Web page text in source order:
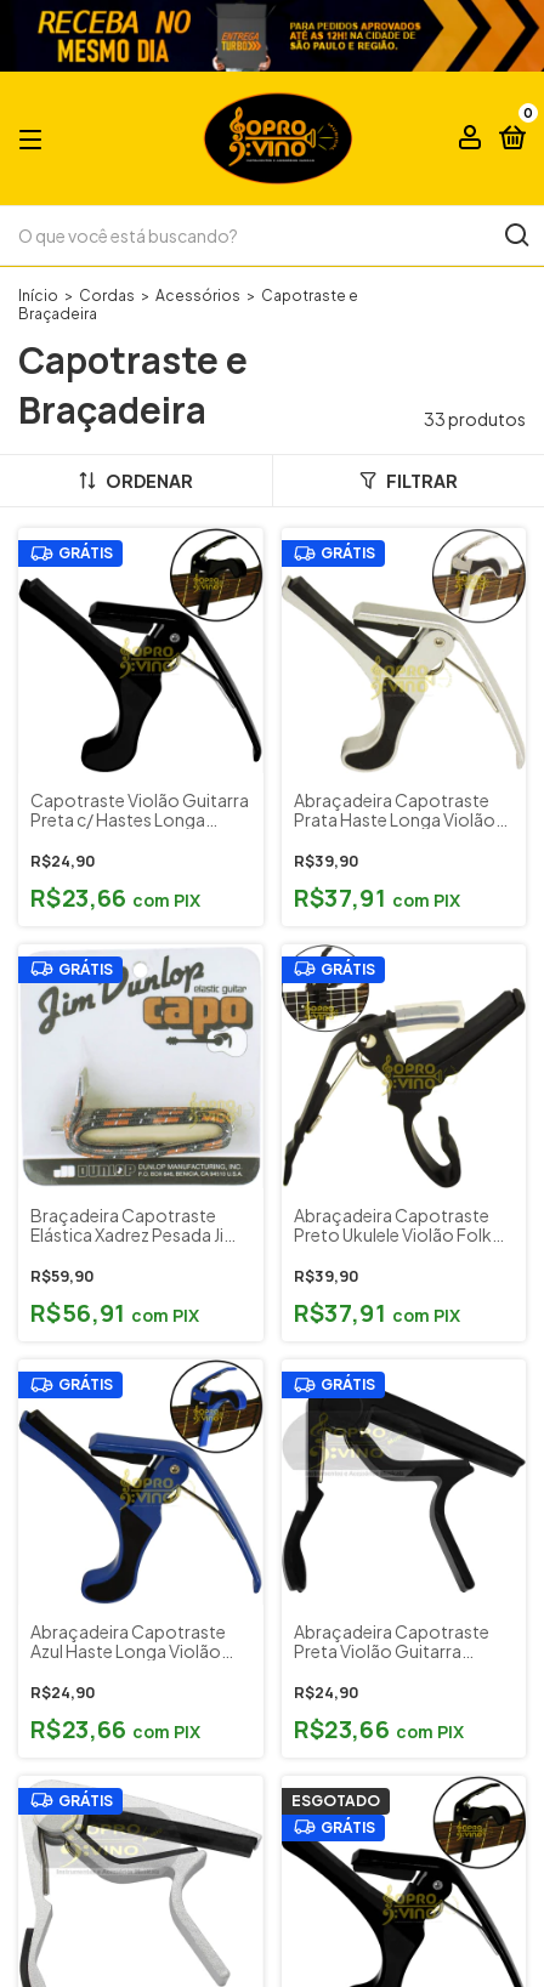
0
Início > Cordas > Acessórios > Capotraste e
Braçadeira
Capotraste e
Braçadeira
33 produtos
ORDENAR FILTRAR
GRÁTIS
Capotraste Violão Guitarra
Preta c/ Hastes Longa
R$24,90
R$23,66 com PIX
GRÁTIS
Abraçadeira Capotraste
Prata Haste Longa Violão
R$39,90
R$37,91 com PIX
GRÁTIS
Braçadeira Capotraste
Elástica Xadrez Pesada Jim
R$59,90
R$56,91 com PIX
GRÁTIS
Abraçadeira Capotraste
Preto Ukulele Violão Folk
R$39,90
R$37,91 com PIX
GRÁTIS
Abraçadeira Capotraste
Azul Haste Longa Violão
R$24,90
R$23,66 com PIX
GRÁTIS
Abraçadeira Capotraste
Preta Violão Guitarra
R$24,90
R$23,66 com PIX
GRÁTIS
ESGOTADO
GRÁTIS